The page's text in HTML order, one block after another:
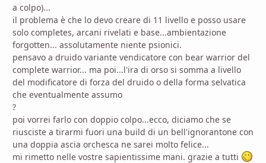
a colpo)...
il problema è che lo devo creare di 11 livello e posso usare
solo completes, arcani rivelati e base...ambientazione
forgotten... assolutamente niente psionici.
pensavo a druido variante vendicatore con bear warrior del
complete warrior... ma poi...l'ira di orso si somma a livello
del modificatore di forza del druido o della forma selvatica
che eventualmente assumo
?
poi vorrei farlo con doppio colpo...ecco, diciamo che se
riusciste a tirarmi fuori una build di un bell'ignorantone con
una doppia ascia orchesca ne sarei molto felice...
mi rimetto nelle vostre sapientissime mani. grazie a tutti